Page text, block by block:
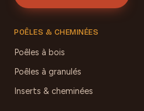
POÊLES & CHEMINÉES
Poêles à bois
Poêles à granulés
Inserts & cheminées